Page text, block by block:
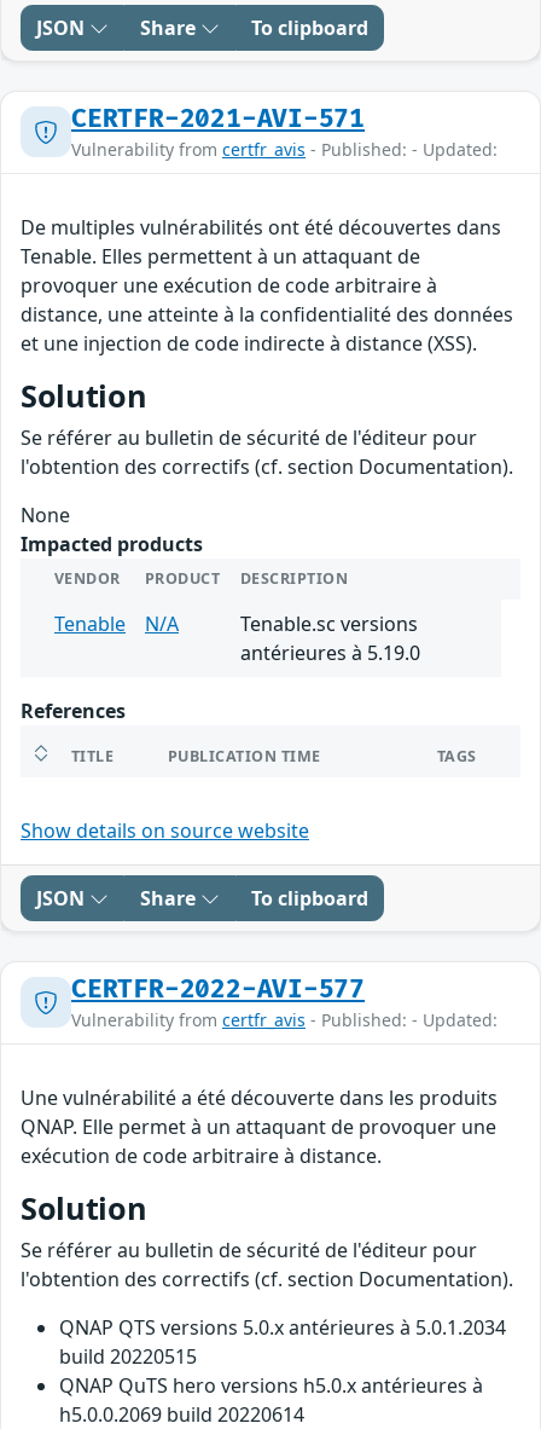
JSON Share To clipboard
CERTFR-2021-AVI-571
Vulnerability from certfr_avis - Published: - Updated:
De multiples vulnérabilités ont été découvertes dans
Tenable. Elles permettent à un attaquant de
provoquer une exécution de code arbitraire à
distance, une atteinte à la confidentialité des données
et une injection de code indirecte à distance (XSS).
Solution
Se référer au bulletin de sécurité de l'éditeur pour
l'obtention des correctifs (cf. section Documentation).
None
Impacted products
VENDOR PRODUCT DESCRIPTION
Tenable N/A
Tenable.sc versions
antérieures à 5.19.0
References
TITLE PUBLICATION TIME TAGS
Show details on source website
JSON Share To clipboard
CERTFR-2022-AVI-577
Vulnerability from certfr_avis - Published: - Updated:
Une vulnérabilité a été découverte dans les produits
QNAP. Elle permet à un attaquant de provoquer une
exécution de code arbitraire à distance.
Solution
Se référer au bulletin de sécurité de l'éditeur pour
l'obtention des correctifs (cf. section Documentation).
QNAP QTS versions 5.0.x antérieures à 5.0.1.2034
build 20220515
QNAP QuTS hero versions h5.0.x antérieures à
h5.0.0.2069 build 20220614